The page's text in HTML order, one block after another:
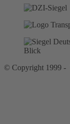
© Copyright 1999 -